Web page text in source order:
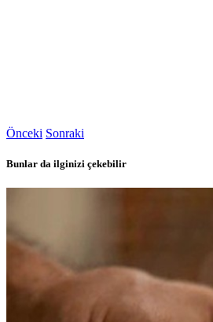
Önceki Sonraki
Bunlar da ilginizi çekebilir